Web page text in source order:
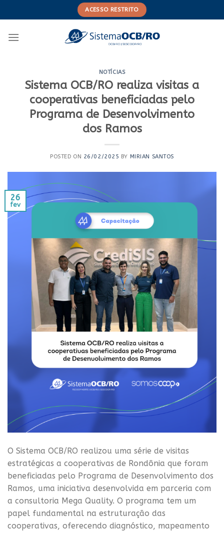
to
ACESSO RESTRITO
NOTÍCIAS
Sistema OCB/RO realiza visitas a
cooperativas beneficiadas pelo
Programa de Desenvolvimento
dos Ramos
POSTED ON 26/02/2025 BY MIRIAN SANTOS
26
fev
O Sistema OCB/RO realizou uma série de visitas
estratégicas a cooperativas de Rondônia que foram
beneficiadas pelo Programa de Desenvolvimento dos
Ramos, uma iniciativa desenvolvida em parceria com
a consultoria Mega Quality. O programa tem um
papel fundamental na estruturação das
cooperativas, oferecendo diagnóstico, mapeamento